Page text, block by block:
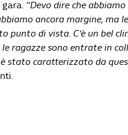
gara. “Devo dire che
ancora margine, ma
punto di vista. C’è un bel
ragazze sono entrate in
stato caratterizzato da